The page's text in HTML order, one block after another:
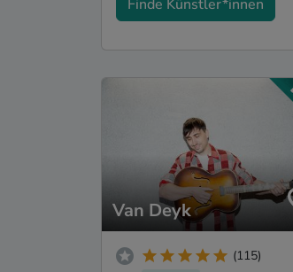
Finde Künstler*innen
Van Deyk
(115)